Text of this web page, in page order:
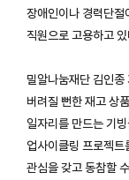
장애인이나 경력단절
직원으로 고용하고 있
밀알나눔재단 김인종
버려질 뻔한 재고 상
일자리를 만드는 기
업사이클링 프로젝트
관심을 갖고 동참할